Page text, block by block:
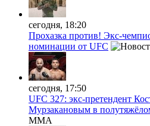
сегодня, 18:20
Прохазка против! Экс-
номинации от UFC
сегодня, 17:50
UFC 327: экс-претендент
Мурзакановым в
MMA